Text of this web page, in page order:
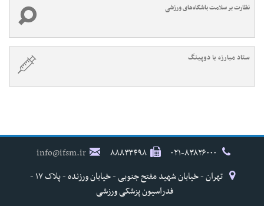
نظارت بر سلامت باشگاه‌های ورزشی
ستاد مبارزه با دوپینگ
۸۸۸۳۳۴۹۸
info@ifsm.ir
تهران - خیابان شهید مفتح جنوبی - خیابان ورزنده - پلاک ۱۷ -
فدراسیون پزشکی ورزشی